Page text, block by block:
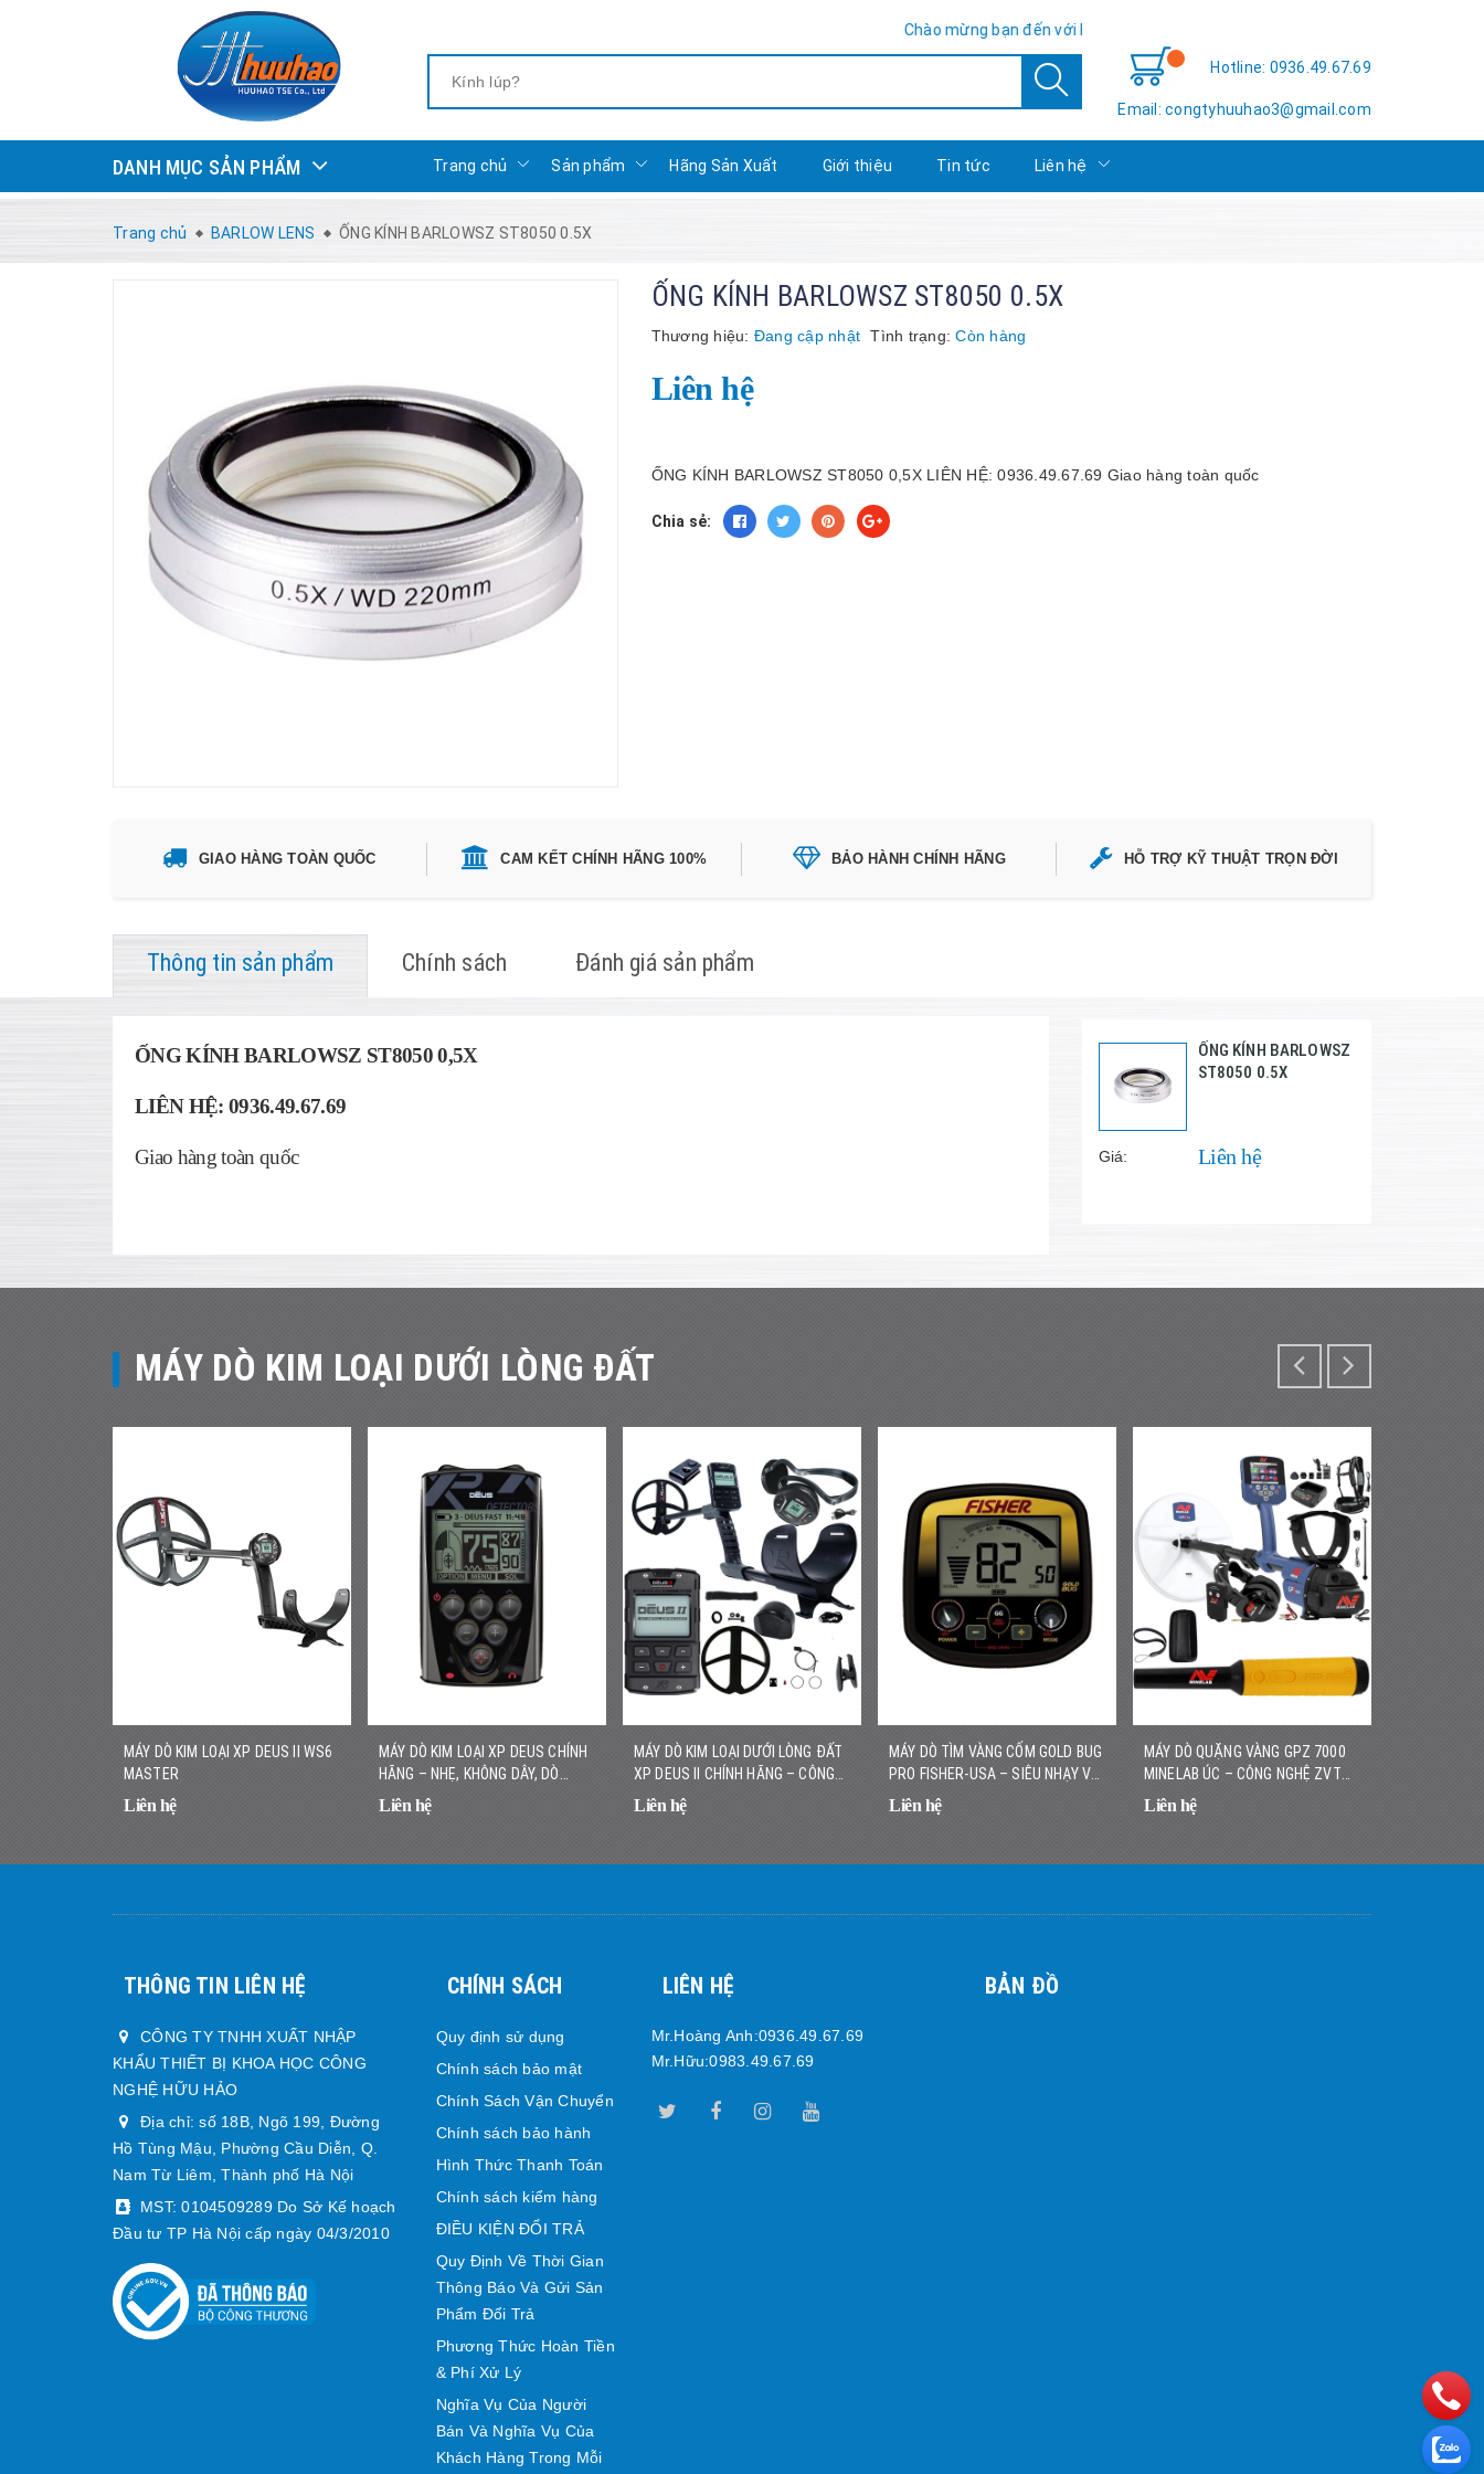
Chào mừng bạn đến với Hữu Hảo TSE - Sự hài lòng của bạn là thành công của chúng
Hotline: 0936.49.67.69
Email: congtyhuuhao3@gmail.com
DANH MỤC SẢN PHẨM Trang chủ Sản phẩm Hãng Sản Xuất Giới thiệu Tin tức Liên hệ
Trang chủ BARLOW LENS ỐNG KÍNH BARLOWSZ ST8050 0.5X
ỐNG KÍNH BARLOWSZ ST8050 0.5X
Thương hiệu: Đang cập nhật Tình trạng:Còn hàng
Liên hệ
ỐNG KÍNH BARLOWSZ ST8050 0,5X LIÊN HỆ: 0936.49.67.69 Giao hàng toàn quốc
Chia sẻ:
GIAO HÀNG TOÀN QUỐC CAM KẾT CHÍNH HÃNG 100% BẢO HÀNH CHÍNH HÃNG HỖ TRỢ KỸ THUẬT TRỌN ĐỜI
Thông tin sản phẩm Chính sách Đánh giá sản phẩm
ỐNG KÍNH BARLOWSZ ST8050 0,5X
LIÊN HỆ: 0936.49.67.69
Giao hàng toàn quốc
ỐNG KÍNH BARLOWSZ
ST8050 0.5X
Giá: Liên hệ
MÁY DÒ KIM LOẠI DƯỚI LÒNG ĐẤT
MÁY DÒ KIM LOẠI XP DEUS II WS6
MASTER
Liên hệ
MÁY DÒ KIM LOẠI XP DEUS CHÍNH
HÃNG – NHẸ, KHÔNG DÂY, DÒ
NHANH CHÍNH XÁC
Liên hệ
MÁY DÒ KIM LOẠI DƯỚI LÒNG ĐẤT
XP DEUS II CHÍNH HÃNG – CÔNG
NGHỆ ĐA TẦN SỐ KHÔNG DÂY
Liên hệ
MÁY DÒ TÌM VÀNG CỐM GOLD BUG
PRO FISHER-USA – SIÊU NHẠY VỚI
VÀNG NHỎ, NHẸ, DỄ SỬ DỤNG
Liên hệ
MÁY DÒ QUẶNG VÀNG GPZ 7000
MINELAB ÚC – CÔNG NGHỆ ZVT
HIỆN ĐẠI, ĐỘ SÂU VƯỢT TRỘI
Liên hệ
THÔNG TIN LIÊN HỆ
CÔNG TY TNHH XUẤT NHẬP
KHẨU THIẾT BỊ KHOA HỌC CÔNG
NGHỆ HỮU HẢO
Địa chỉ: số 18B, Ngõ 199, Đường
Hồ Tùng Mậu, Phường Cầu Diễn, Q.
Nam Từ Liêm, Thành phố Hà Nội
MST: 0104509289 Do Sở Kế hoạch
Đầu tư TP Hà Nội cấp ngày 04/3/2010
CHÍNH SÁCH
Quy định sử dụng
Chính sách bảo mật
Chính Sách Vận Chuyển
Chính sách bảo hành
Hình Thức Thanh Toán
Chính sách kiểm hàng
ĐIỀU KIỆN ĐỔI TRẢ
Quy Định Về Thời Gian
Thông Báo Và Gửi Sản
Phẩm Đổi Trả
Phương Thức Hoàn Tiền
& Phí Xử Lý
Nghĩa Vụ Của Người
Bán Và Nghĩa Vụ Của
Khách Hàng Trong Mỗi
LIÊN HỆ
Mr.Hoàng Anh:0936.49.67.69
Mr.Hữu:0983.49.67.69
BẢN ĐỒ